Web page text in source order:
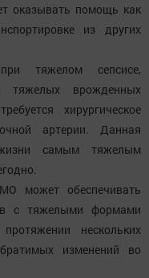
оказывать помощь как
из других
тяжелом сепсисе,
тяжелых врожденных
хирургическое
артерии. Данная
самым тяжелым
может обеспечивать
с тяжелыми формами
нескольких
изменений во